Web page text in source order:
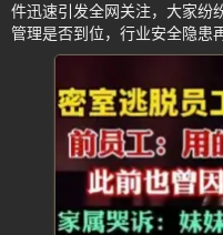
件迅速引发全网关注，大家纷
管理是否到位，行业安全隐患